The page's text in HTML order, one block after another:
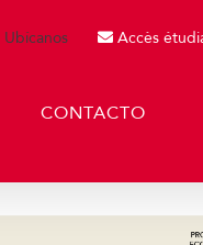
Ubícanos Accès
CONTACTO